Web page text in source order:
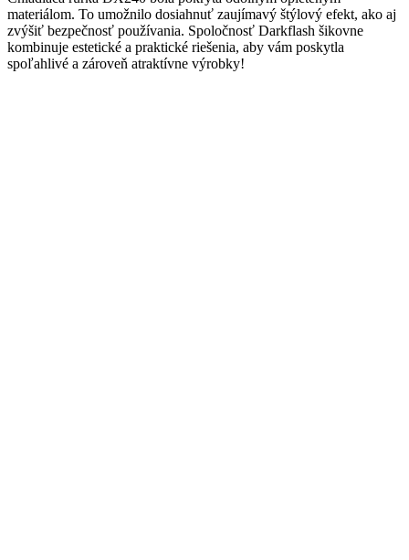
materiálom. To umožnilo dosiahnuť zaujímavý štýlový efekt, ako aj
zvýšiť bezpečnosť používania. Spoločnosť Darkflash šikovne
kombinuje estetické a praktické riešenia, aby vám poskytla
spoľahlivé a zároveň atraktívne výrobky!